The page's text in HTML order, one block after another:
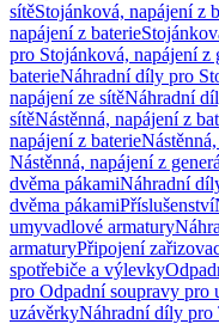
sítěStojánková, napájení z
napájení z baterie
pro Stojánková, napájení z
baterieNáhradní díly pro
napájení ze sítěNáhradní
sítěNástěnná, napájení z
napájení z baterie
Nástěnná, napájení z
dvěma pákamiNáhradní
dvěma pákamiPříslušenství
umyvadlové armatury
armaturyPřipojení
spotřebiče a výlevky
pro Odpadní soupravy pro
uzávěrkyNáhradní díly pro